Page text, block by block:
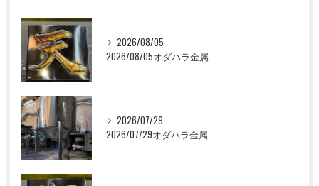
2026/08/05
2026/08/05オダハラ金属
2026/07/29
2026/07/29オダハラ金属